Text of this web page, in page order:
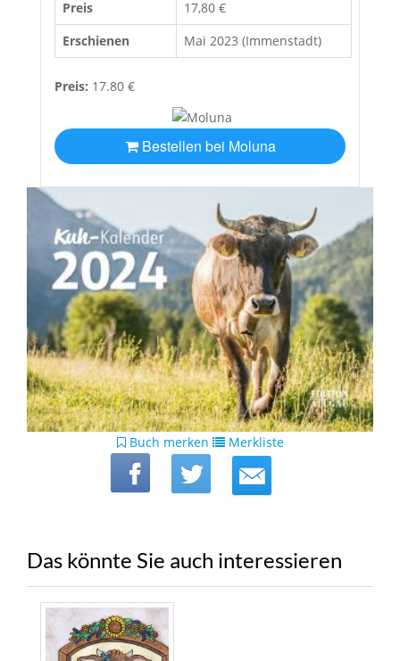
Preis
17,80 €
Erschienen
Mai 2023 (Immenstadt)
Preis: 17.80 €
Bestellen bei Moluna
Buch merken Merkliste
Das könnte Sie auch interessieren